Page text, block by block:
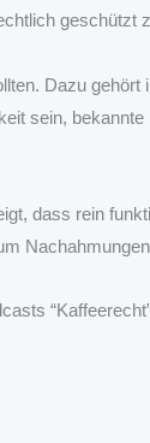
geschützt
Dazu
sein,
dass rein